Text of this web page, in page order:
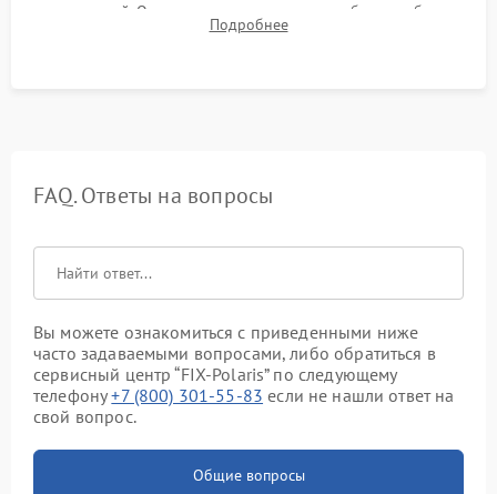
препятствий. Оценка силы всасывания и работы турбины.
Тестирование автоматического возврата на док-станцию и
Подробнее
FAQ. Ответы на вопросы
Вы можете ознакомиться с приведенными ниже
часто задаваемыми вопросами, либо обратиться в
сервисный центр “FIX-Polaris” по следующему
телефону+7 (800) 301-55-83 если не нашли ответ на
свой вопрос.
Общие вопросы